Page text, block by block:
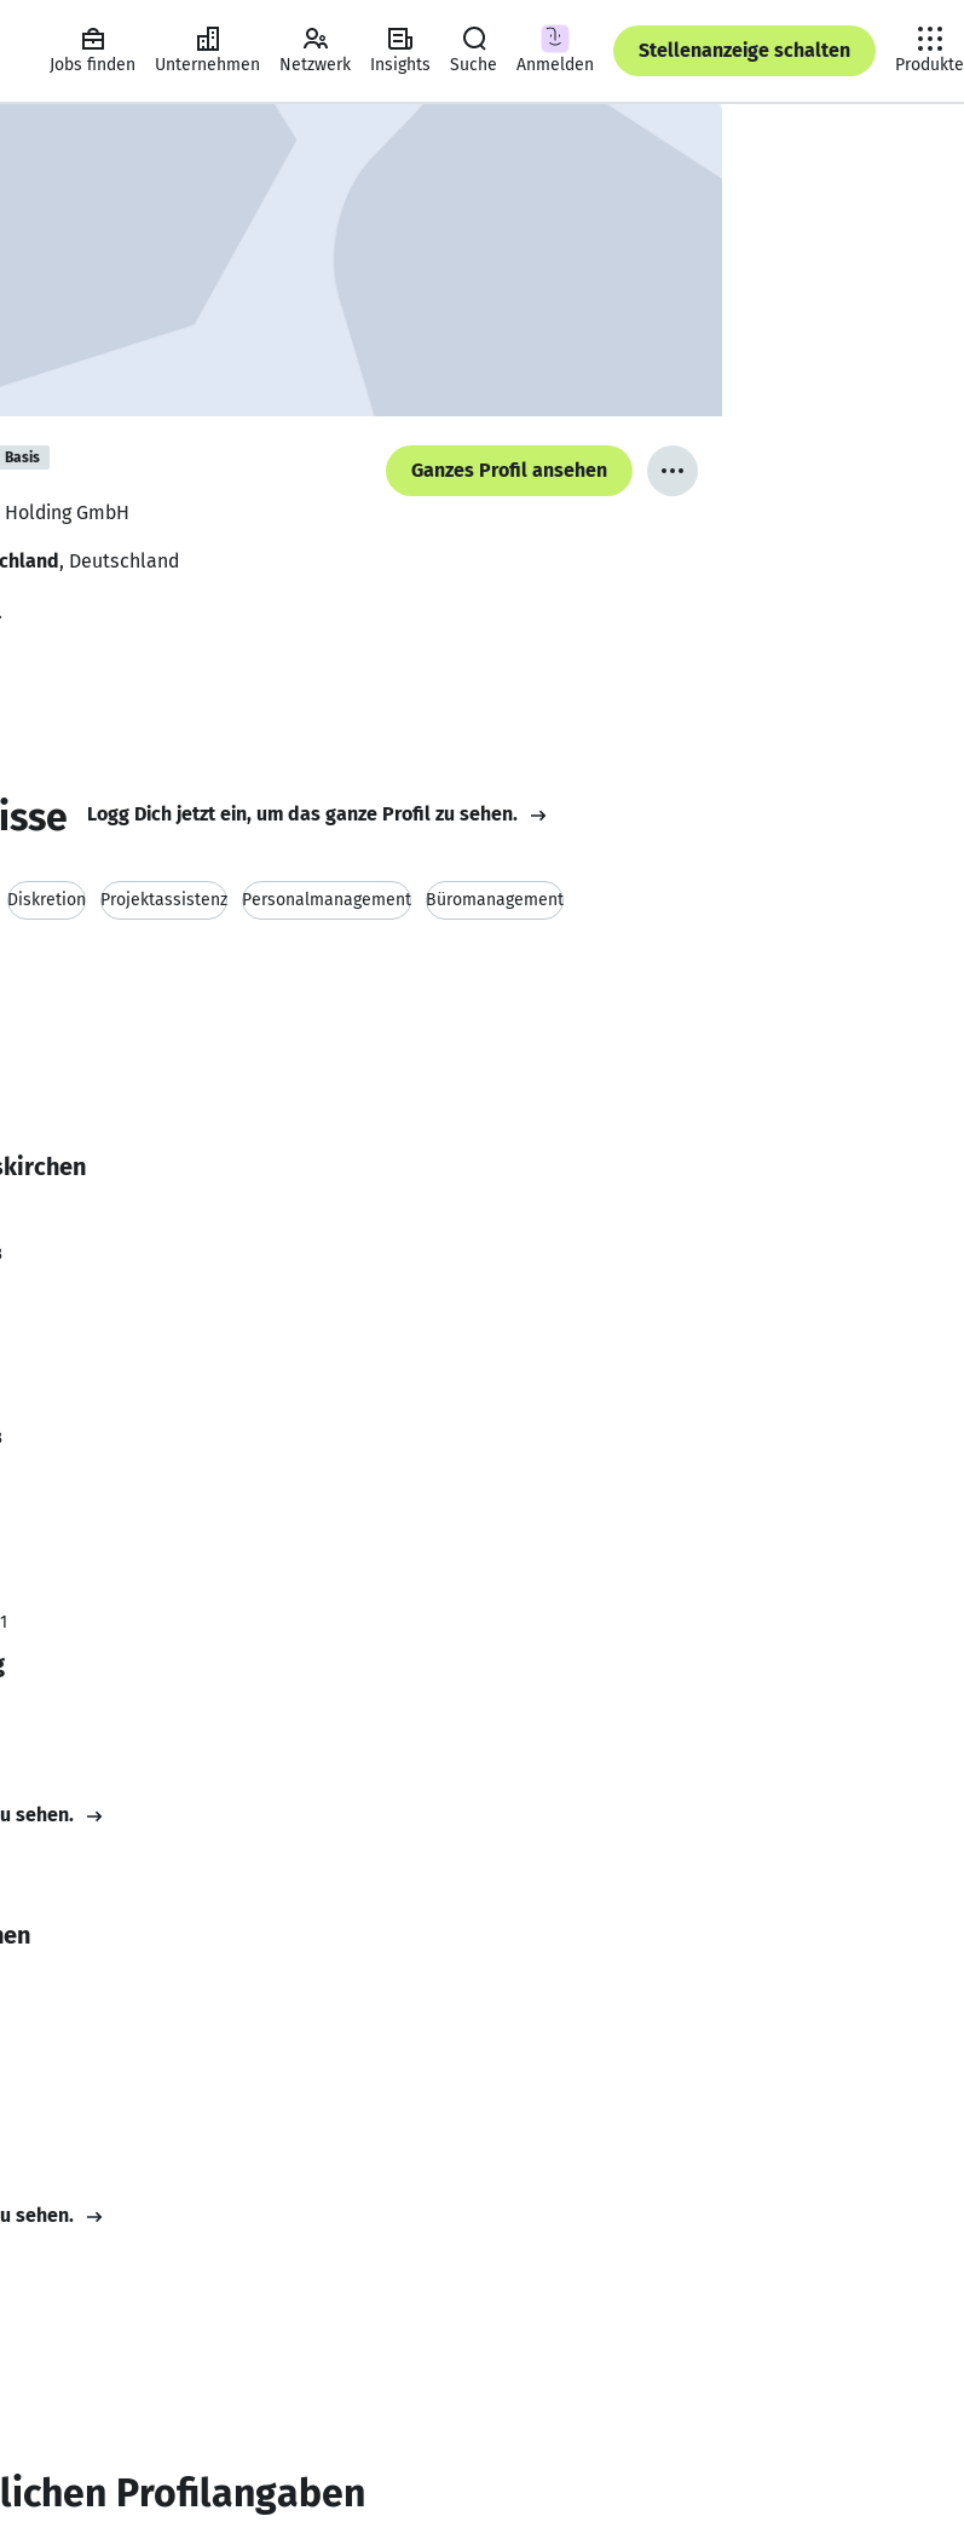
Jobs finden Unternehmen Netzwerk Insights Suche Anmelden
Stellenanzeige schalten
Produkte
Basis
Ganzes Profil ansehen
GmbH
, Deutschland
Logg Dich jetzt ein, um das ganze Profil zu sehen.
Diskretion Projektassistenz Personalmanagement Büromanagement
sehen.
sehen.
Profilangaben